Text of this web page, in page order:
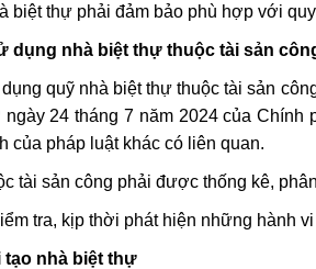
biệt thự phải đảm bảo phù hợp với
dụng nhà biệt thự thuộc tài sản
quỹ nhà biệt thự thuộc tài sản
ngày 24 tháng 7 năm 2024 của
của pháp luật khác có liên quan.
tài sản công phải được thống kê,
tra, kịp thời phát hiện những hành
tạo nhà biệt thự